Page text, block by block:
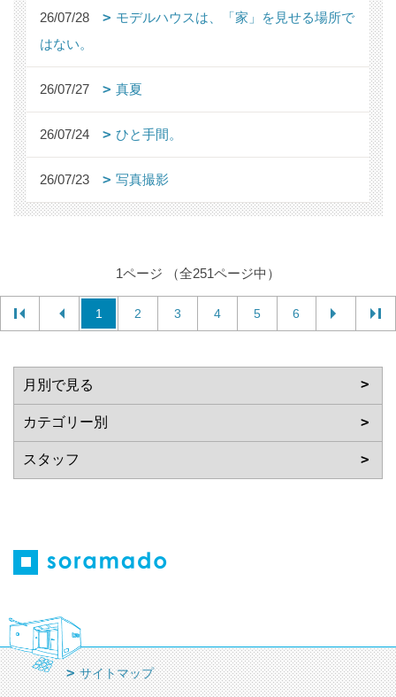
26/07/28
モデルハウスは、「家」を見せる場所で
はない。
26/07/27 真夏
26/07/24 ひと手間。
26/07/23 写真撮影
1ページ （全251ページ中）
1 2 3 4 5 6
サイトマップ